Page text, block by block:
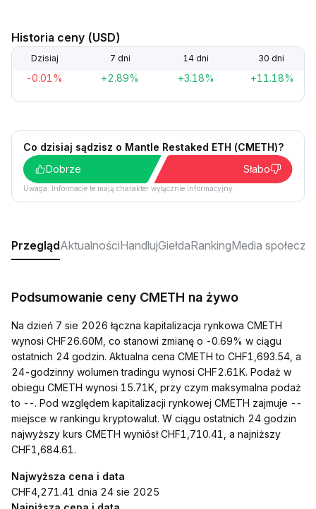
Historia ceny (USD)
Dzisiaj 7 dni 14 dni 30 dni
-0.01% +2.89% +3.18% +11.18%
Co dzisiaj sądzisz o Mantle Restaked ETH (CMETH)?
Dobrze
Słabo
Uwaga: Informacje te mają charakter wyłącznie informacyjny.
PrzeglądAktualnościHandlujGiełdaRankingMedia
Podsumowanie ceny CMETH na żywo
Na dzień 7 sie 2026 łączna kapitalizacja rynkowa CMETH
wynosi CHF26.60M, co stanowi zmianę o -0.69% w ciągu
ostatnich 24 godzin. Aktualna cena CMETH to CHF1,693.54, a
24-godzinny wolumen tradingu wynosi CHF2.61K. Podaż w
obiegu CMETH wynosi 15.71K, przy czym maksymalna podaż
to --. Pod względem kapitalizacji rynkowej CMETH zajmuje --
miejsce w rankingu kryptowalut. W ciągu ostatnich 24 godzin
najwyższy kurs CMETH wyniósł CHF1,710.41, a najniższy
CHF1,684.61.
Najwyższa cena i data
CHF4,271.41 dnia 24 sie 2025